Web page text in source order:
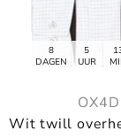
8
DAGEN
5
UUR
OX4D